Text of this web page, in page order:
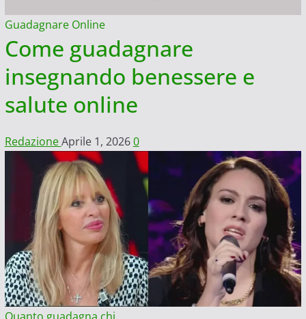
Guadagnare Online
Come guadagnare
insegnando benessere e
salute online
RedazioneAprile 1, 20260